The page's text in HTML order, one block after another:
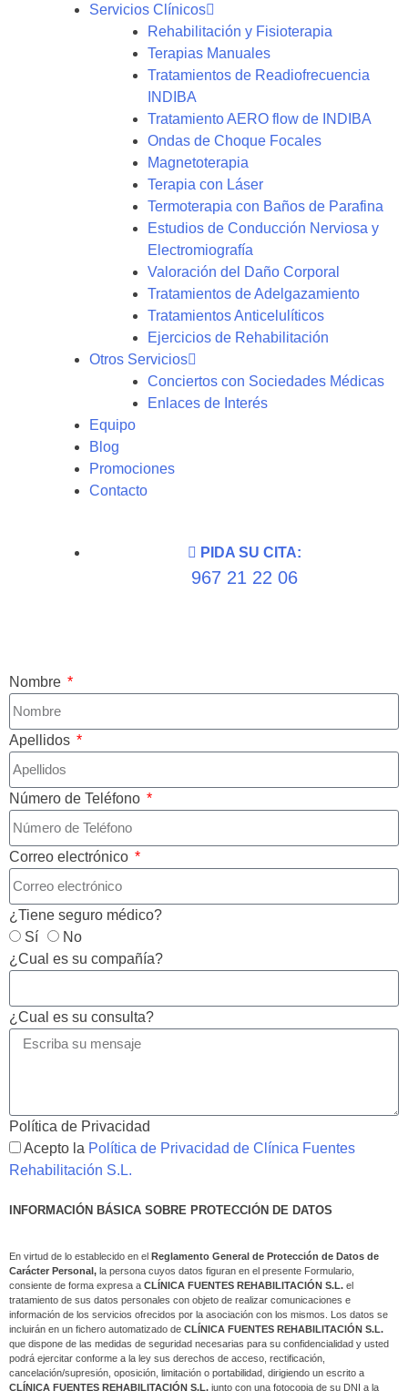
Servicios Clínicos
Rehabilitación y Fisioterapia
Terapias Manuales
Tratamientos de Readiofrecuencia
INDIBA
Tratamiento AERO flow de INDIBA
Ondas de Choque Focales
Magnetoterapia
Terapia con Láser
Termoterapia con Baños de Parafina
Estudios de Conducción Nerviosa y
Electromiografía
Valoración del Daño Corporal
Tratamientos de Adelgazamiento
Tratamientos Anticelulíticos
Ejercicios de Rehabilitación
Otros Servicios
Conciertos con Sociedades Médicas
Enlaces de Interés
Equipo
Blog
Promociones
Contacto
PIDA SU CITA:
967 21 22 06
Nombre
Apellidos
Número de Teléfono
Correo electrónico
¿Tiene seguro médico?
Sí
No
¿Cual es su compañía?
¿Cual es su consulta?
Política de Privacidad
Acepto la Política de Privacidad de Clínica Fuentes
Rehabilitación S.L.
INFORMACIÓN BÁSICA SOBRE PROTECCIÓN DE DATOS
En virtud de lo establecido en el Reglamento General de Protección de Datos de
Carácter Personal, la persona cuyos datos figuran en el presente Formulario,
consiente de forma expresa a CLÍNICA FUENTES REHABILITACIÓN S.L. el
tratamiento de sus datos personales con objeto de realizar comunicaciones e
información de los servicios ofrecidos por la asociación con los mismos. Los datos se
incluirán en un fichero automatizado de CLÍNICA FUENTES REHABILITACIÓN S.L.
que dispone de las medidas de seguridad necesarias para su confidencialidad y usted
podrá ejercitar conforme a la ley sus derechos de acceso, rectificación,
cancelación/supresión, oposición, limitación o portabilidad, dirigiendo un escrito a
CLÍNICA FUENTES REHABILITACIÓN S.L. junto con una fotocopia de su DNI a la